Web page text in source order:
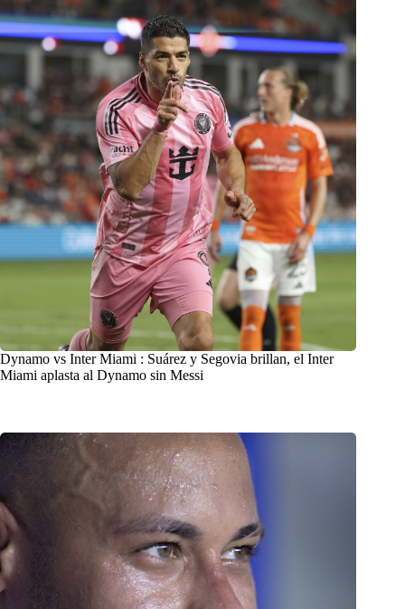
Dynamo vs Inter Miami : Suárez y Segovia brillan, el Inter
Miami aplasta al Dynamo sin Messi